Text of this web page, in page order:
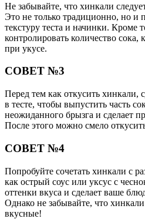
Не забывайте, что хинкали
Это не только традиционно, но и
текстуру теста и начинки. Кроме
контролировать количество
при укусе.
СОВЕТ №3
Перед тем как откусить хинкали,
в тесте, чтобы выпустить часть
неожиданного брызга и сделает
После этого можно смело
СОВЕТ №4
Попробуйте сочетать хинкали с
как острый соус или уксус с
оттенки вкуса и сделает ваше
Однако не забывайте, что
вкусные!